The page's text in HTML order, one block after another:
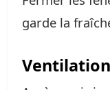
garde la